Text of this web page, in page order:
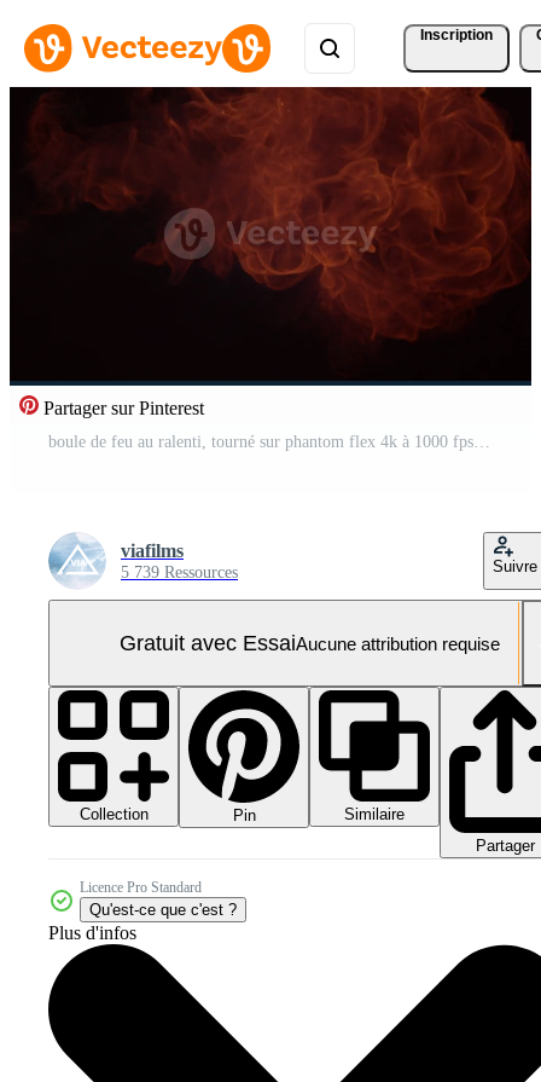
Inscription
Partager sur Pinterest
boule de feu au ralenti, tourné sur phantom flex 4k à 1000 fps Vidéo Pro
viafilms
5 739 Ressources Suivre
Gratuit avec EssaiAucune attribution requise
Collection Pin
Similaire
Partager
Licence Pro Standard
Qu'est-ce que c'est ?
Plus d'infos